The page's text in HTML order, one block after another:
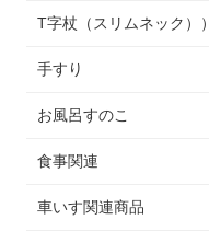
T字杖（スリムネック））
手すり
お風呂すのこ
食事関連
車いす関連商品